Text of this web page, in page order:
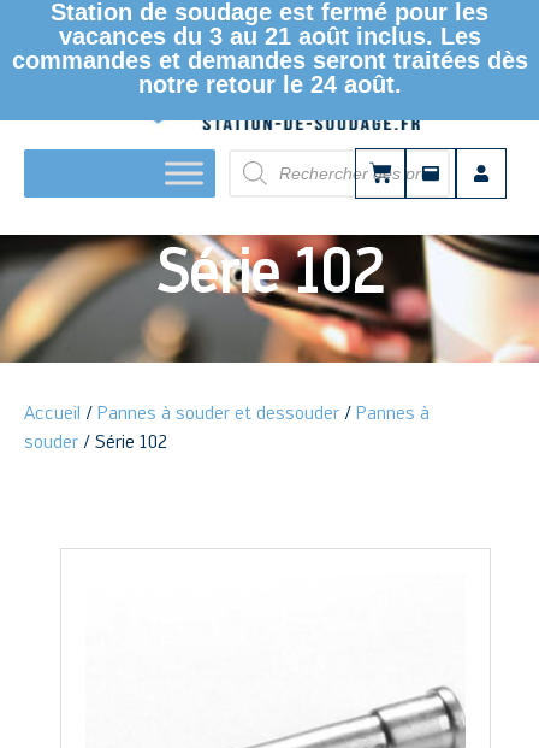
Station de soudage est fermé pour les
vacances du 3 au 21 août inclus. Les
commandes et demandes seront traitées dès
notre retour le 24 août.
Série 102
Accueil / Pannes à souder et dessouder / Pannes à
souder / Série 102